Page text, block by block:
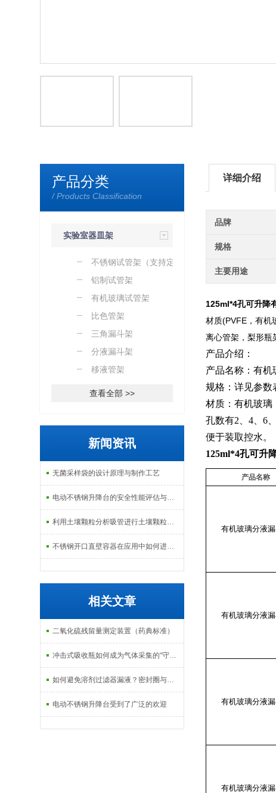
产品分类
/ Products Classification
实验室器皿架
（加工定制）不锈钢试管架（支持定
制）
铝制试管架
有机玻璃试管架
比色管架
三角漏斗架
分液漏斗架
移液管架
查看全部 >>
新闻资讯
无菌采样袋的设计原理与制作工艺
电动不锈钢升降台的安全性能评估与控制
利用土壤颗粒分析吸管进行土壤颗粒定量分析的研究
不锈钢开口直壁容器在应用中如何进行维护和保养？
相关文章
二氧化硫残留量测定装置（药典标准）
冲击式吸收瓶如何成为气体采集的“守门员”？
如何避免溶剂过滤器漏液？密封圈与安装技巧
电动不锈钢升降台受到了广泛的欢迎
详细介绍
品牌
规格
主要用途
125ml*4孔可升降
材质(PVFE，有机
离心管架，梨形瓶
产品介绍：
产品名称：有机
规格：详见参数
材质：有机玻璃
孔数有2、4、6
便于装取控水。
125ml*4孔可升
产品名称
有机玻璃分液
有机玻璃分液
有机玻璃分液
有机玻璃分液